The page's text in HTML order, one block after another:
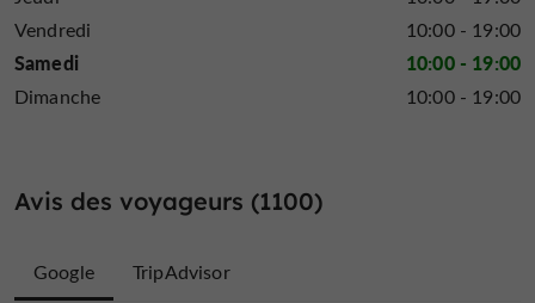
Vendredi
10:00 - 19:00
Samedi 10:00 - 19:00
Dimanche 10:00 - 19:00
Avis des voyageurs (1100)
Google TripAdvisor